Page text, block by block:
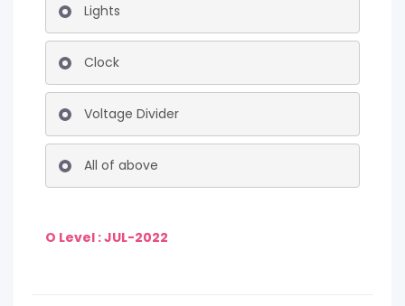
Lights
Clock
Voltage Divider
All of above
O Level : JUL-2022